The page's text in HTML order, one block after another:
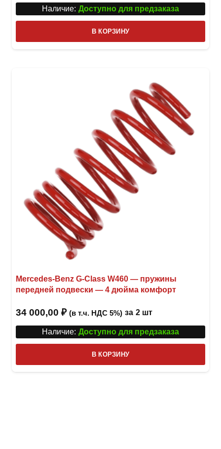
Наличие: Доступно для предзаказа
В КОРЗИНУ
Mercedes-Benz G-Class W460 — пружины
передней подвески — 4 дюйма комфорт
34 000,00 ₽ (в т.ч. НДС 5%) за 2 шт
Наличие: Доступно для предзаказа
В КОРЗИНУ